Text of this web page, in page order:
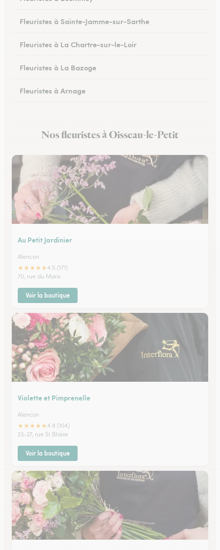
Fleuristes à Sainte-Jamme-sur-Sarthe
Fleuristes à La Chartre-sur-le-Loir
Fleuristes à La Bazoge
Fleuristes à Arnage
Fleuristes à Conlie
Nos fleuristes à Oisseau-le-Petit
Au Petit Jardinier
Alencon
★★★★★4.5 (171)
70, rue du Mans
Voir la boutique
Violette et Pimprenelle
Alencon
★★★★★4.8 (104)
23-27, rue St Blaise
Voir la boutique